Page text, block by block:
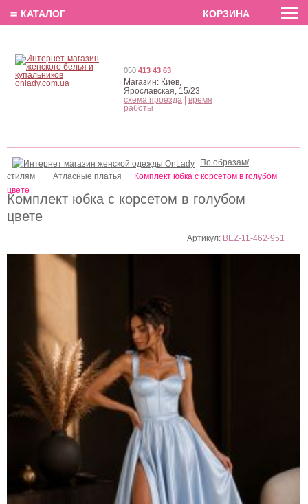
EN РУС
Комплект юбка с корсетом в голубом
цвете
Артикул: BEZ-11-462-951
По образам/
стилям
Атласные платья
Комплект юбка с корсетом в голубом
цвете
050 413 43 63
Магазин: Киев,
Ярославская, 15/23
схема проезда
время
работы
≣ КАТАЛОГ КОРЗИНА